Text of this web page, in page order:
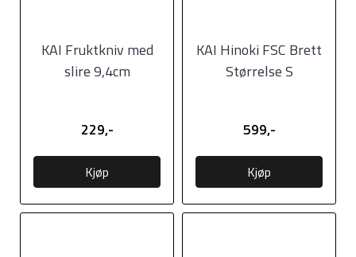
KAI Fruktkniv med
slire 9,4cm
229,-
Kjøp
KAI Hinoki FSC Brett
Størrelse S
599,-
Kjøp